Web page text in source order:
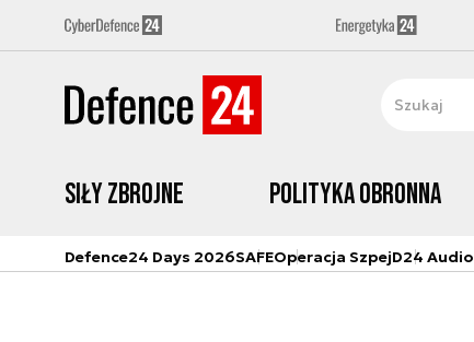
Siły zbrojne Polityka obronna
Defence24 Days 2026SAFEOperacja SzpejD24 Audio